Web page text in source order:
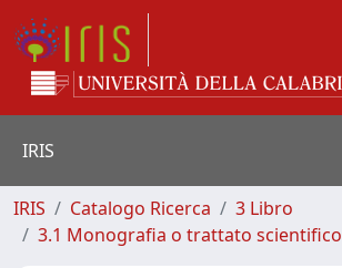
IRIS
IRIS Catalogo Ricerca
3 Libro
3.1 Monografia o trattato scientifico